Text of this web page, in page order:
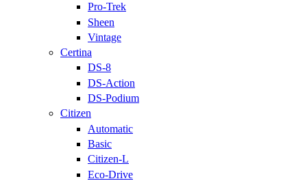
Pro-Trek
Sheen
Vintage
Certina
DS-8
DS-Action
DS-Podium
Citizen
Automatic
Basic
Citizen-L
Eco-Drive